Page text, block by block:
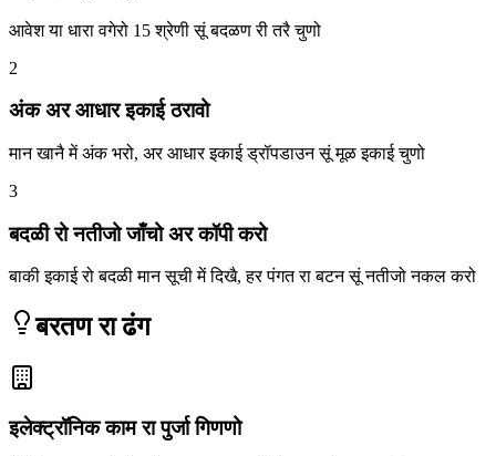
आवेश या धारा वगेरो 15 श्रेणी सूं बदळण री तरै चुणो
2
अंक अर आधार इकाई ठरावो
मान खानै में अंक भरो, अर आधार इकाई ड्रॉपडाउन सूं मूळ इकाई चुणो
3
बदळी रो नतीजो जाँचो अर कॉपी करो
बाकी इकाई रो बदळी मान सूची में दिखै, हर पंगत रा बटन सूं नतीजो नकल करो
बरतण रा ढंग
इलेक्ट्रॉनिक काम रा पुर्जा गिणणो